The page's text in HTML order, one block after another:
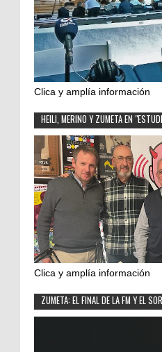
Clica y amplía información
HEILI, MERINO Y ZUMETA EN
Clica y amplía información
ZUMETA: EL FINAL DE LA FM Y EL